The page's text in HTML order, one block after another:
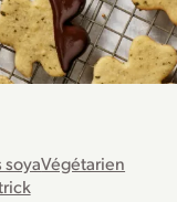
soyaVégétarien